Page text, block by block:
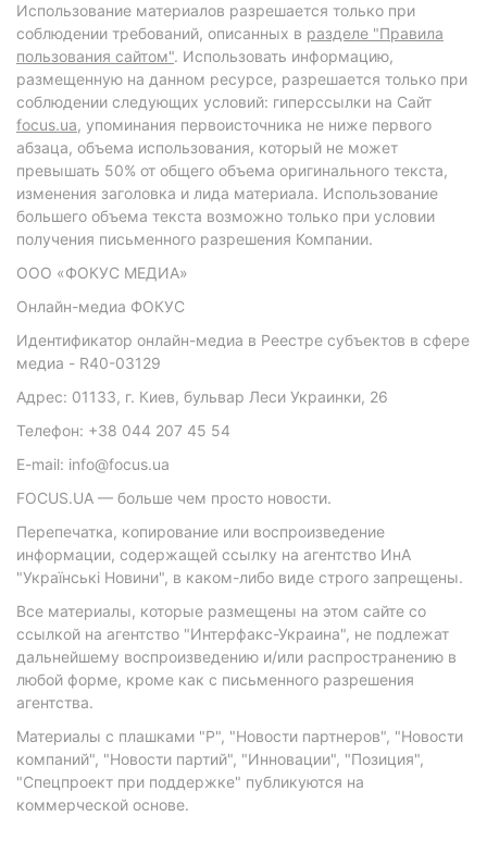
Использование материалов разрешается только при
соблюдении требований, описанных в разделе "Правила
пользования сайтом". Использовать информацию,
размещенную на данном ресурсе, разрешается только при
соблюдении следующих условий: гиперссылки на Сайт
focus.ua, упоминания первоисточника не ниже первого
абзаца, объема использования, который не может
превышать 50% от общего объема оригинального текста,
изменения заголовка и лида материала. Использование
большего объема текста возможно только при условии
получения письменного разрешения Компании.
ООО «ФОКУС МЕДИА»
Онлайн-медиа ФОКУС
Идентификатор онлайн-медиа в Реестре субъектов в сфере
медиа - R40-03129
Адрес: 01133, г. Киев, бульвар Леси Украинки, 26
Телефон: +38 044 207 45 54
E-mail: info@focus.ua
FOCUS.UA — больше чем просто новости.
Перепечатка, копирование или воспроизведение
информации, содержащей ссылку на агентство ИнА
"Українські Новини", в каком-либо виде строго запрещены.
Все материалы, которые размещены на этом сайте со
ссылкой на агентство "Интерфакс-Украина", не подлежат
дальнейшему воспроизведению и/или распространению в
любой форме, кроме как с письменного разрешения
агентства.
Материалы с плашками "Р", "Новости партнеров", "Новости
компаний", "Новости партий", "Инновации", "Позиция",
"Спецпроект при поддержке" публикуются на
коммерческой основе.